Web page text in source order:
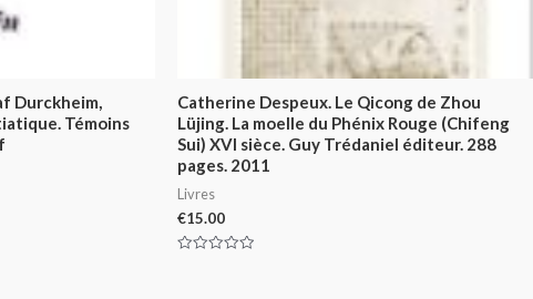
Durckheim,
Témoins
Catherine Despeux. Le Qicong de Zhou
Lüjing. La moelle du Phénix Rouge (Chifeng
Sui) XVI sièce. Guy Trédaniel éditeur. 288
pages. 2011
Livres
€15.00